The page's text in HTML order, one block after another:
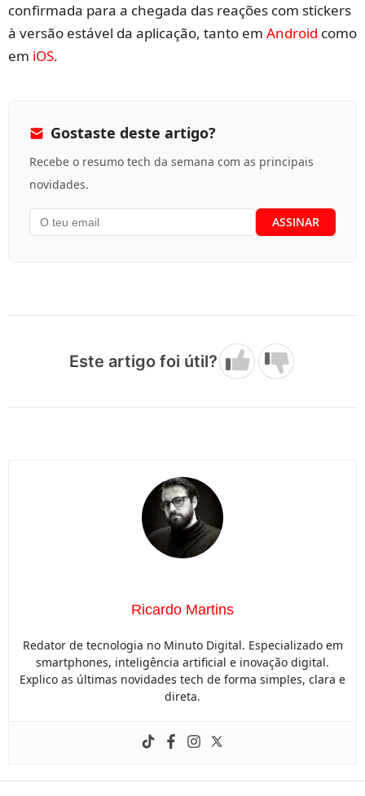
confirmada para a chegada das reações com stickers
à versão estável da aplicação, tanto em Android como
em iOS.
Gostaste deste artigo?
Recebe o resumo tech da semana com as principais
novidades.
Este artigo foi útil?
Ricardo Martins
Redator de tecnologia no Minuto Digital. Especializado em
smartphones, inteligência artificial e inovação digital.
Explico as últimas novidades tech de forma simples, clara e
direta.